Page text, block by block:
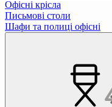
Офісні крісла
Письмові столи
Шафи та полиці офісні